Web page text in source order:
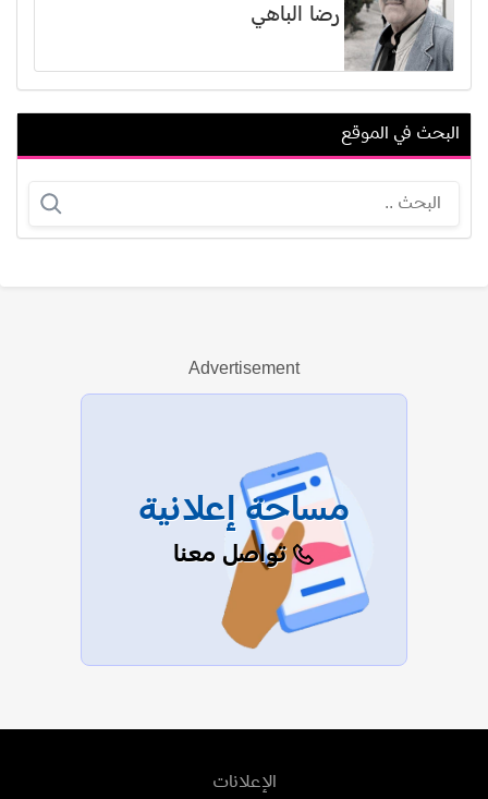
رضا الباهي
عبدالحميد الفراس
عرض الكل
البحث في الموقع
Advertisement
مساحة إعلانية
تواصل معنا
الإعلانات